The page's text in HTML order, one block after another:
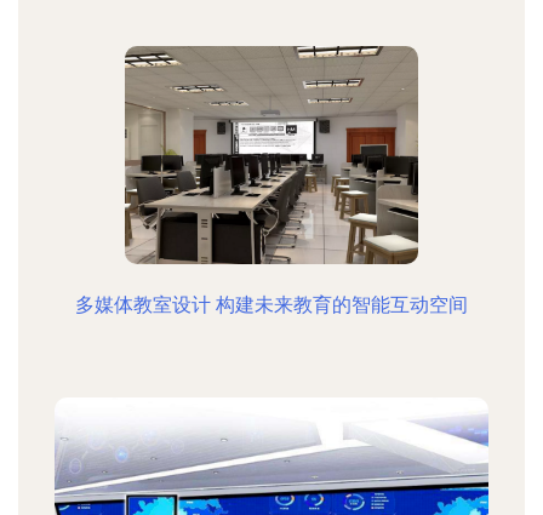
多媒体教室设计 构建未来教育的智能互动空间